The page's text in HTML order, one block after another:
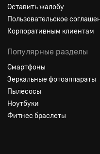
Оставить жалобу
Пользовательское
Корпоративным клиентам
Популярные разделы
Смартфоны
Зеркальные фотоаппараты
Пылесосы
Ноутбуки
Фитнес браслеты